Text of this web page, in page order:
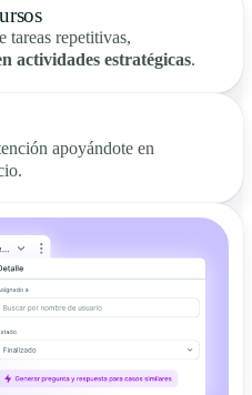
tareas repetitivas,
actividades estratégicas.
apoyándote en